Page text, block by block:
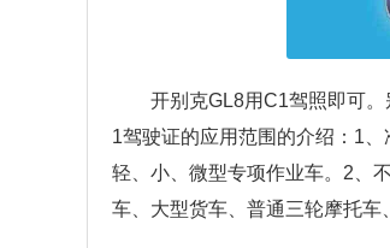
开别克GL8用C1驾照即可
1驾驶证的应用范围的介绍：1
轻、小、微型专项作业车。2、
车、大型货车、普通三轮摩托车